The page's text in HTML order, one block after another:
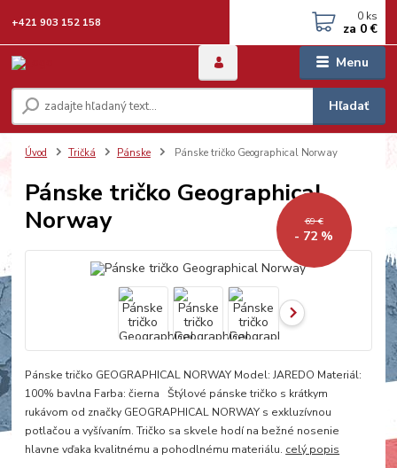
Menu
Hľadať
+421 903 152 158 0 ks
za 0 €
Úvod Tričká Pánske Pánske tričko Geographical Norway
Pánske tričko Geographical
Norway
69 €
- 72 %
Pánske tričko GEOGRAPHICAL NORWAY Model: JAREDO Materiál:
100% bavlna Farba: čierna Štýlové pánske tričko s krátkym
rukávom od značky GEOGRAPHICAL NORWAY s exkluzívnou
potlačou a vyšívaním. Tričko sa skvele hodí na bežné nosenie
hlavne vďaka kvalitnému a pohodlnému materiálu. celý popis